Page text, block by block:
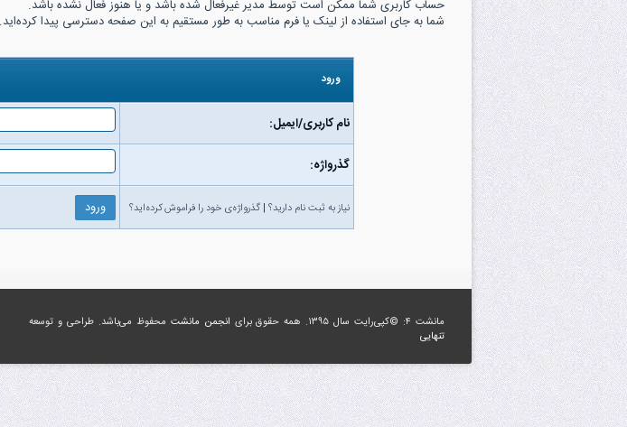
حساب کاربری شما ممکن است توسط مدیر غیرفعال شده باشد و یا هنوز فعال نشده باشد.
شما به جای استفاده از لینک یا فرم مناسب به طور مستقیم به این صفحه دسترسی پیدا کرده‌اید.
ورود
نام کاربری/ایمیل:
گذرواژه‌:
نیاز به ثبت نام دارید؟ | گذرواژه‌ی خود را فراموش کرده‌اید؟
مانشت ۴: ©کپی‌رایت سال ۱۳۹۵. همه حقوق برای انجمن مانشت محفوظ می‌باشد. طراحی و توسعه
تنهایی